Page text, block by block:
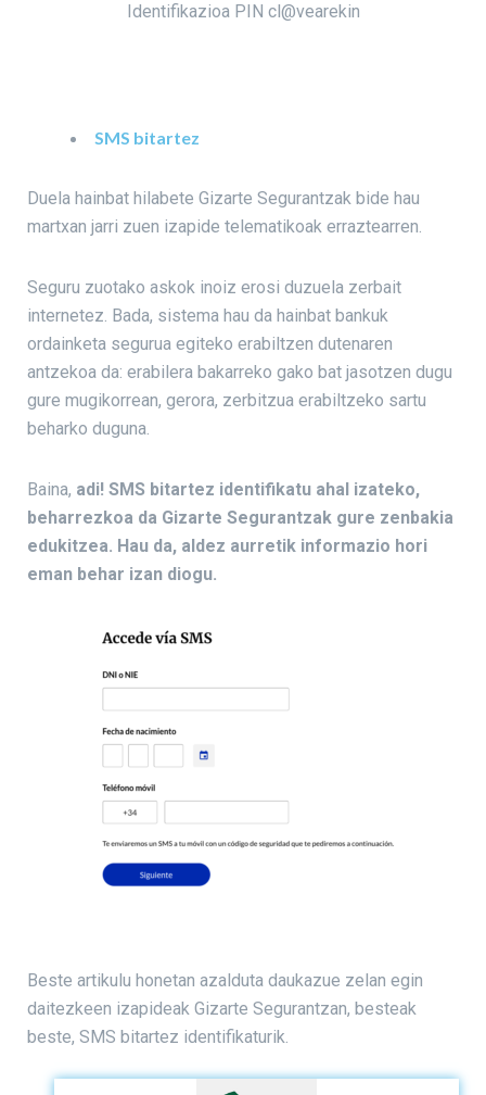
Identifikazioa PIN cl@vearekin
SMS bitartez
Duela hainbat hilabete Gizarte Segurantzak bide hau
martxan jarri zuen izapide telematikoak erraztearren.
Seguru zuotako askok inoiz erosi duzuela zerbait
internetez. Bada, sistema hau da hainbat bankuk
ordainketa segurua egiteko erabiltzen dutenaren
antzekoa da: erabilera bakarreko gako bat jasotzen dugu
gure mugikorrean, gerora, zerbitzua erabiltzeko sartu
beharko duguna.
Baina, adi! SMS bitartez identifikatu ahal izateko,
beharrezkoa da Gizarte Segurantzak gure zenbakia
edukitzea. Hau da, aldez aurretik informazio hori
eman behar izan diogu.
Beste artikulu honetan azalduta daukazue zelan egin
daitezkeen izapideak Gizarte Segurantzan, besteak
beste, SMS bitartez identifikaturik.